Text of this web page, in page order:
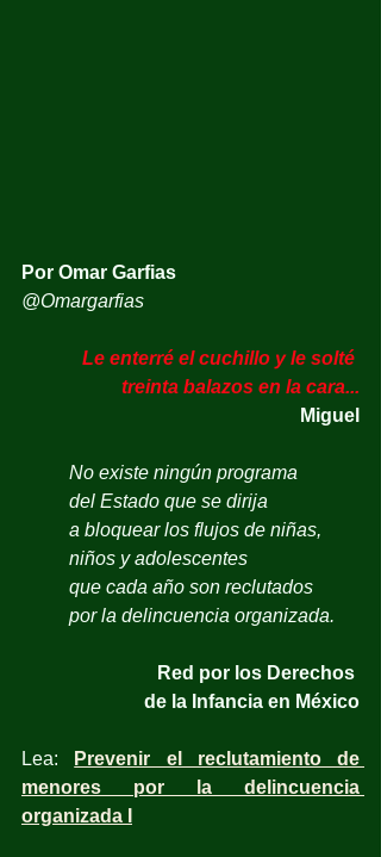
Por Omar Garfias
@Omargarfias
Le enterré el cuchillo y le solté
treinta balazos en la cara...
Miguel
No existe ningún programa
del Estado que se dirija
a bloquear los flujos de niñas,
niños y adolescentes
que cada año son reclutados
por la delincuencia organizada.
Red por los Derechos
de la Infancia en México
Lea:
Prevenir el reclutamiento de
menores por la delincuencia
organizada I